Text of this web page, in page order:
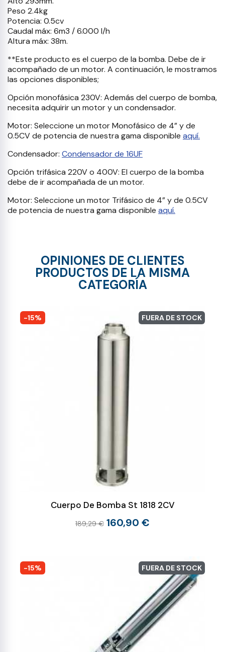
Peso 2.4kg
Potencia: 0.5cv
Caudal máx: 6m3 / 6.000 l/h
Altura máx: 38m.
**Este producto es el cuerpo de la bomba. Debe de ir
acompañado de un motor. A continuación, le mostramos
las opciones disponibles;
Opción monofásica 230V: Además del cuerpo de bomba,
necesita adquirir un motor y un condensador.
Motor: Seleccione un motor Monofásico de 4” y de
0.5CV de potencia de nuestra gama disponible aquí.
Condensador: Condensador de 16UF
Opción trifásica 220V o 400V: El cuerpo de la bomba
debe de ir acompañada de un motor.
Motor: Seleccione un motor Trifásico de 4” y de 0.5CV
de potencia de nuestra gama disponible aquí.
OPINIONES DE CLIENTES
PRODUCTOS DE LA MISMA
CATEGORÍA
-15% FUERA DE STOCK
Cuerpo De Bomba St 1818 2CV
189,29 € 160,90 €
-15% FUERA DE STOCK